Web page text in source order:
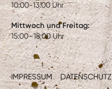
IMPRESSUM DATENSCHUTZ
10:00-13:00 Uhr
Mittwoch und Freitag:
15:00–18:00 Uhr